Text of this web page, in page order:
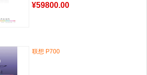
¥59800.00
联想 P700